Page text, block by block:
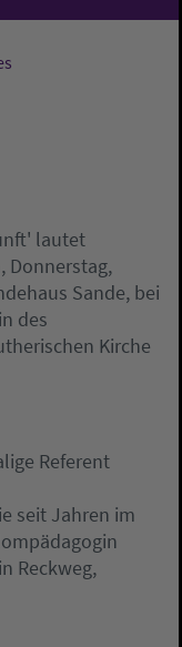
lautet
Donnerstag,
Sande, bei
des
Kirche
Referent
seit Jahren im
Reckweg,